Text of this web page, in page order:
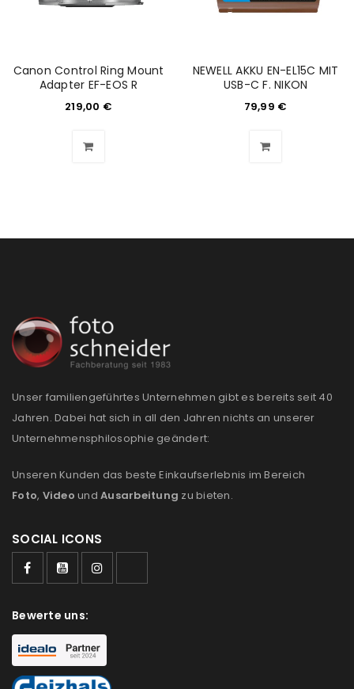
Canon Control Ring Mount
Adapter EF-EOS R
219,00 €
NEWELL AKKU EN-EL15C MIT
USB-C F. NIKON
79,99 €
Unser familiengeführtes Unternehmen gibt es bereits seit 40
Jahren. Dabei hat sich in all den Jahren nichts an unserer
Unternehmensphilosophie geändert:
Unseren Kunden das beste Einkaufserlebnis im Bereich
Foto, Video und Ausarbeitung zu bieten.
SOCIAL ICONS
Bewerte uns: